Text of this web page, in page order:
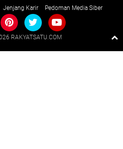
Jenjang Karir Pedoman Media Siber
RAKYATSATU.COM
Raushan